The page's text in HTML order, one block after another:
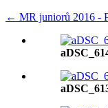
← MR juniorů 2016 -